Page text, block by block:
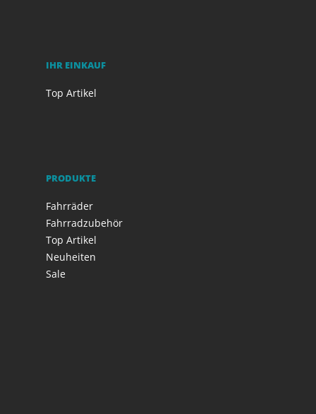
IHR EINKAUF
Top Artikel
PRODUKTE
Fahrräder
Fahrradzubehör
Top Artikel
Neuheiten
Sale